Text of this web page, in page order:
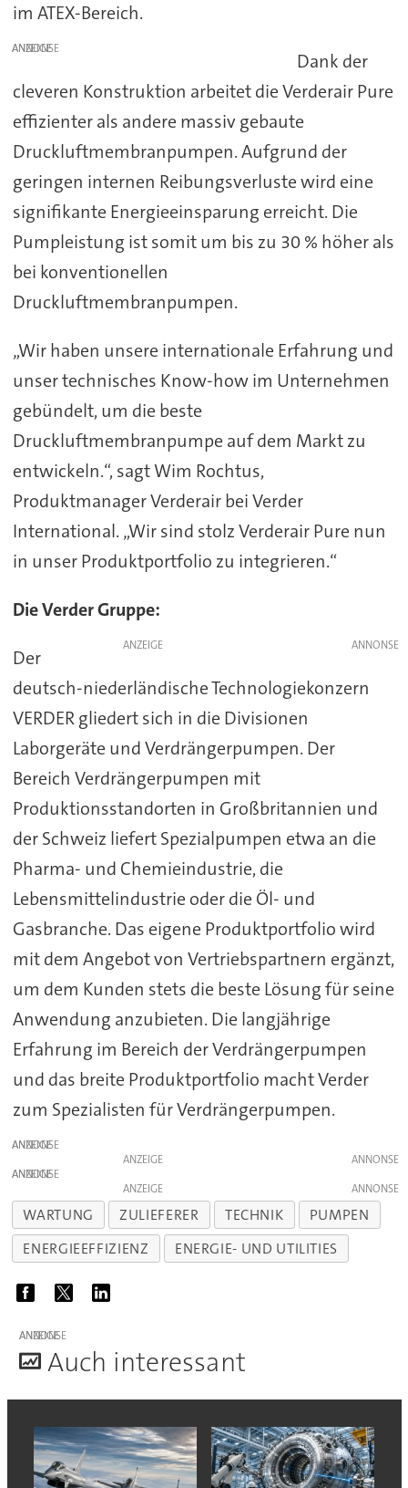
im ATEX-Bereich.
ANZEIGE
Dank der
cleveren Konstruktion arbeitet die Verderair Pure
effizienter als andere massiv gebaute
Druckluftmembranpumpen. Aufgrund der
geringen internen Reibungsverluste wird eine
signifikante Energieeinsparung erreicht. Die
Pumpleistung ist somit um bis zu 30 % höher als
bei konventionellen
Druckluftmembranpumpen.
„Wir haben unsere internationale Erfahrung und
unser technisches Know-how im Unternehmen
gebündelt, um die beste
Druckluftmembranpumpe auf dem Markt zu
entwickeln.“, sagt Wim Rochtus,
Produktmanager Verderair bei Verder
International. „Wir sind stolz Verderair Pure nun
in unser Produktportfolio zu integrieren.“
Die Verder Gruppe:
ANZEIGE
Der
deutsch-niederländische Technologiekonzern
VERDER gliedert sich in die Divisionen
Laborgeräte und Verdrängerpumpen. Der
Bereich Verdrängerpumpen mit
Produktionsstandorten in Großbritannien und
der Schweiz liefert Spezialpumpen etwa an die
Pharma- und Chemieindustrie, die
Lebensmittelindustrie oder die Öl- und
Gasbranche. Das eigene Produktportfolio wird
mit dem Angebot von Vertriebspartnern ergänzt,
um dem Kunden stets die beste Lösung für seine
Anwendung anzubieten. Die langjährige
Erfahrung im Bereich der Verdrängerpumpen
und das breite Produktportfolio macht Verder
zum Spezialisten für Verdrängerpumpen.
ANZEIGE
ANZEIGE
ANZEIGE
ANZEIGE
WARTUNG ZULIEFERER TECHNIK
PUMPEN
ENERGIEEFFIZIENZ
ENERGIE- UND UTILITIES
ANZEIGE
Auch interessant